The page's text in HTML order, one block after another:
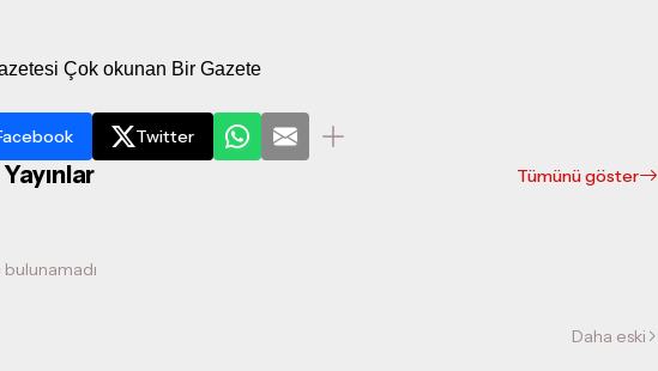
Çok okunan Bir Gazete
Twitter
Tümünü göster
Daha eski